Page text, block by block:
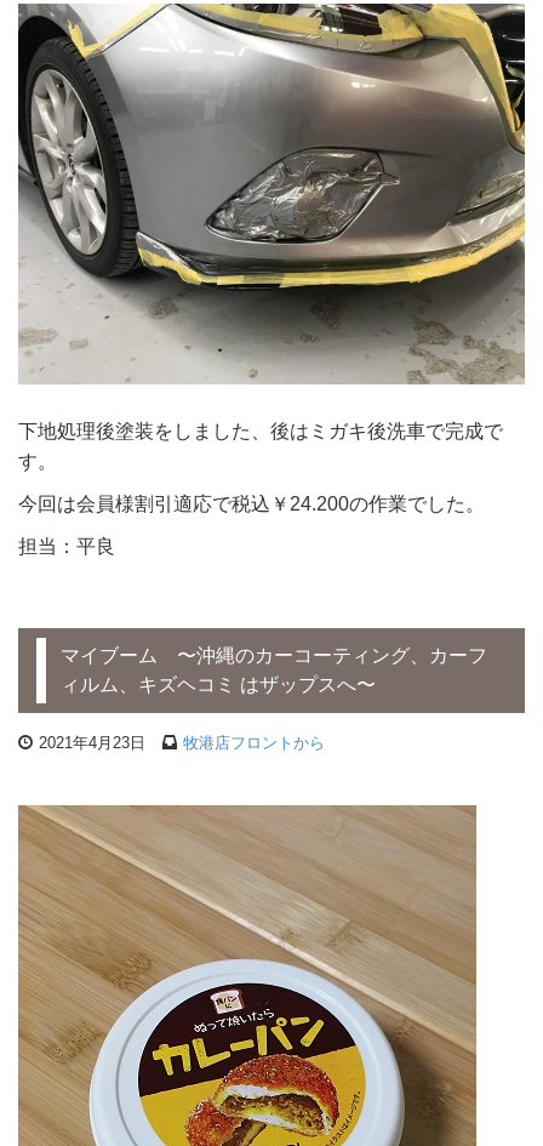
下地処理後塗装をしました、後はミガキ後洗車で完成で
す。
今回は会員様割引適応で税込￥24.200の作業でした。
担当：平良
マイブーム 〜沖縄のカーコーティング、カーフ
ィルム、キズヘコミ はザップスへ〜
2021年4月23日 牧港店フロントから